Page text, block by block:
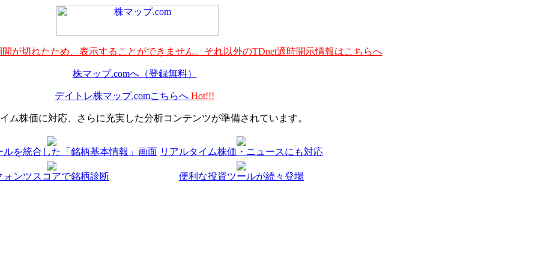
が切れたため、表示することができません。それ以外のTDnet適時開示情報はこちらへ
株マップ.comへ（登録無料）
デイトレ株マップ.comこちらへ Hot!!!
ム株価に対応、さらに充実した分析コンテンツが準備されています。
ルを統合した「銘柄基本情報」画面 リアルタイム株価・ニュースにも対応
ォンツスコアで銘柄診断 便利な投資ツールが続々登場